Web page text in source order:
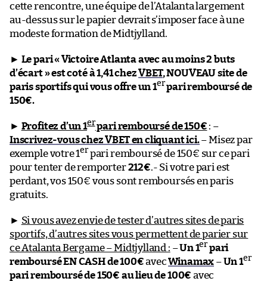
cette rencontre, une équipe de l’Atalanta largement
au-dessus sur le papier devrait s’imposer face à une
modeste formation de Midtjylland.
► Le pari « Victoire Atlanta avec au moins 2 buts
d’écart » est coté à 1,41 chezVBET, NOUVEAU site de
paris sportifs qui vous offre un 1erpari remboursé de
150€.
► Profitez d’un 1erpari remboursé de 150€ : –
Inscrivez-vous chez VBET en cliquant ici.– Misez par
exemple votre 1er pari remboursé de 150€ sur ce pari
pour tenter de remporter212€.- Si votre pari est
perdant, vos 150€ vous sont remboursés en paris
gratuits.
► Si vous avez envie de tester d’autres sites de paris
sportifs, d’autres sites vous permettent de parier sur
ce Atalanta Bergame – Midtjylland : –Un 1er pari
remboursé EN CASH de 100€avecWinamax –Un 1er
pari remboursé de 150€ au lieu de 100€ avec